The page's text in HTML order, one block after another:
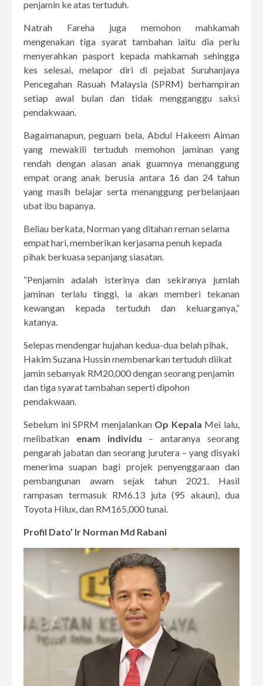
penjamin ke atas tertuduh.
Natrah Fareha juga memohon mahkamah
mengenakan tiga syarat tambahan iaitu dia perlu
menyerahkan pasport kepada mahkamah sehingga
kes selesai, melapor diri di pejabat Suruhanjaya
Pencegahan Rasuah Malaysia (SPRM) berhampiran
setiap awal bulan dan tidak mengganggu saksi
pendakwaan.
Bagaimanapun, peguam bela, Abdul Hakeem Aiman
yang mewakili tertuduh memohon jaminan yang
rendah dengan alasan anak guamnya menanggung
empat orang anak berusia antara 16 dan 24 tahun
yang masih belajar serta menanggung perbelanjaan
ubat ibu bapanya.
Beliau berkata, Norman yang ditahan reman selama
empat hari, memberikan kerjasama penuh kepada
pihak berkuasa sepanjang siasatan.
“Penjamin adalah isterinya dan sekiranya jumlah
jaminan terlalu tinggi, ia akan memberi tekanan
kewangan kepada tertuduh dan keluarganya,”
katanya.
Selepas mendengar hujahan kedua-dua belah pihak,
Hakim Suzana Hussin membenarkan tertuduh diikat
jamin sebanyak RM20,000 dengan seorang penjamin
dan tiga syarat tambahan seperti dipohon
pendakwaan.
Sebelum ini SPRM menjalankan Op Kepala Mei lalu,
melibatkan enam individu – antaranya seorang
pengarah jabatan dan seorang jurutera – yang disyaki
menerima suapan bagi projek penyenggaraan dan
pembangunan awam sejak tahun 2021. Hasil
rampasan termasuk RM6.13 juta (95 akaun), dua
Toyota Hilux, dan RM165,000 tunai.
Profil Dato’ Ir Norman Md Rabani